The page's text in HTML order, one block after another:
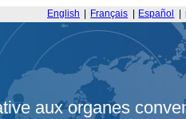
English Français Español
aux organes